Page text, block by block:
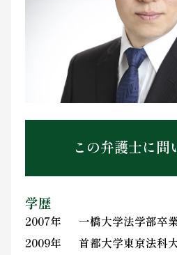
この弁護士に問
学歴
2007年
一橋大学法学部卒
2009年
首都大学東京法科